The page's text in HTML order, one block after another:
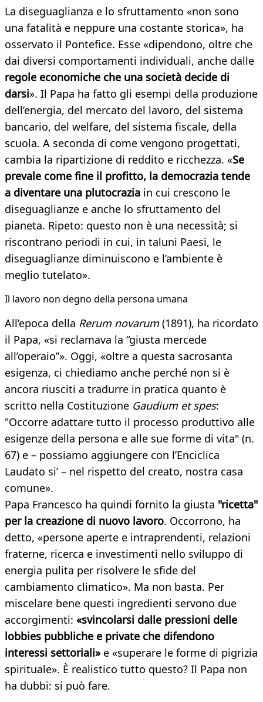
La diseguaglianza e lo sfruttamento «non sono
una fatalità e neppure una costante storica», ha
osservato il Pontefice. Esse «dipendono, oltre che
dai diversi comportamenti individuali, anche dalle
regole economiche che una società decide di
darsi». Il Papa ha fatto gli esempi della produzione
dell’energia, del mercato del lavoro, del sistema
bancario, del welfare, del sistema fiscale, della
scuola. A seconda di come vengono progettati,
cambia la ripartizione di reddito e ricchezza. «Se
prevale come fine il profitto, la democrazia tende
a diventare una plutocrazia in cui crescono le
diseguaglianze e anche lo sfruttamento del
pianeta. Ripeto: questo non è una necessità; si
riscontrano periodi in cui, in taluni Paesi, le
diseguaglianze diminuiscono e l’ambiente è
meglio tutelato».
Il lavoro non degno della persona umana
All’epoca della Rerum novarum(1891), ha ricordato
il Papa, «si reclamava la “giusta mercede
all’operaio”». Oggi, «oltre a questa sacrosanta
esigenza, ci chiediamo anche perché non si è
ancora riusciti a tradurre in pratica quanto è
scritto nella Costituzione Gaudium et spes:
"Occorre adattare tutto il processo produttivo alle
esigenze della persona e alle sue forme di vita" (n.
67) e – possiamo aggiungere con l’Enciclica
Laudato si’ – nel rispetto del creato, nostra casa
comune».
Papa Francesco ha quindi fornito la giusta "ricetta"
per la creazione di nuovo lavoro. Occorrono, ha
detto, «persone aperte e intraprendenti, relazioni
fraterne, ricerca e investimenti nello sviluppo di
energia pulita per risolvere le sfide del
cambiamento climatico». Ma non basta. Per
miscelare bene questi ingredienti servono due
accorgimenti: «svincolarsi dalle pressioni delle
lobbies pubbliche e private che difendono
interessi settoriali» e «superare le forme di pigrizia
spirituale». È realistico tutto questo? Il Papa non
ha dubbi: si può fare.